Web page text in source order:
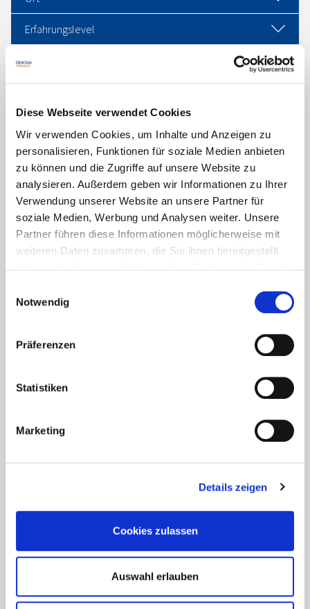
Diese Webseite verwendet Cookies
Wir verwenden Cookies, um Inhalte und Anzeigen zu
personalisieren, Funktionen für soziale Medien anbieten
zu können und die Zugriffe auf unsere Website zu
analysieren. Außerdem geben wir Informationen zu Ihrer
Verwendung unserer Website an unsere Partner für
soziale Medien, Werbung und Analysen weiter. Unsere
Partner führen diese Informationen möglicherweise mit
weiteren Daten zusammen, die Sie ihnen bereitgestellt
Cookies, wenn Sie unsere Webseite weiterhin nutzen.
Notwendig
Präferenzen
Statistiken
Marketing
Details zeigen
Cookies zulassen
Auswahl erlauben
Erfahrungslevel
Link teilen
205 Suchergebnisse gefunden
Leider wurden keine Ergebnisse gefunden!